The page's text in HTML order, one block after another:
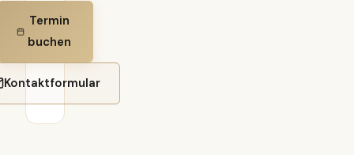
Termin
buchen
Kontaktformular